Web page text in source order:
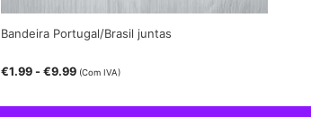
Bandeira Portugal/Brasil juntas
€1.99- €9.99 (Com IVA)